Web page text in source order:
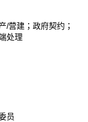
/营建；政府契约；
处理
员